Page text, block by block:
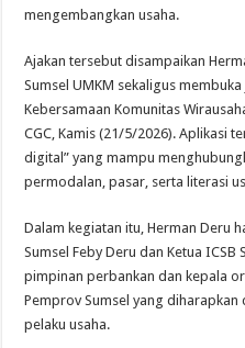
mengembangkan usaha.
Ajakan tersebut disampaikan
Sumsel UMKM sekaligus
Kebersamaan Komunitas
CGC, Kamis (21/5/2026). Aplikasi
digital” yang mampu
permodalan, pasar, serta literasi
Dalam kegiatan itu, Herman Deru
Sumsel Feby Deru dan Ketua
pimpinan perbankan dan kepala
Pemprov Sumsel yang
pelaku usaha.